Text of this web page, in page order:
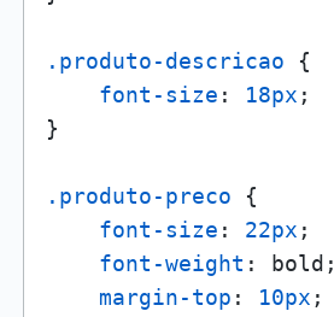
.produto-descricao {
font-size : 18px ;
}
.produto-preco {
font-size : 22px ;
font-weight : bold;
margin-top : 10px ;